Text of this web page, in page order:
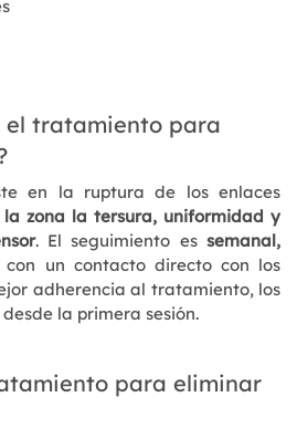
el tratamiento para
en la ruptura de los enlaces
zona la tersura, uniformidad y
. El seguimiento essemanal,
con un contacto directo con los
adherencia al tratamiento, los
la primera sesión.
para eliminar